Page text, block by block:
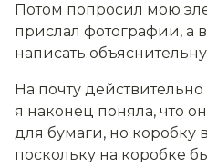
Потом попросил мою
прислал фотографии, а
написать
На почту
я наконец поняла, что
для бумаги, но
поскольку на коробке